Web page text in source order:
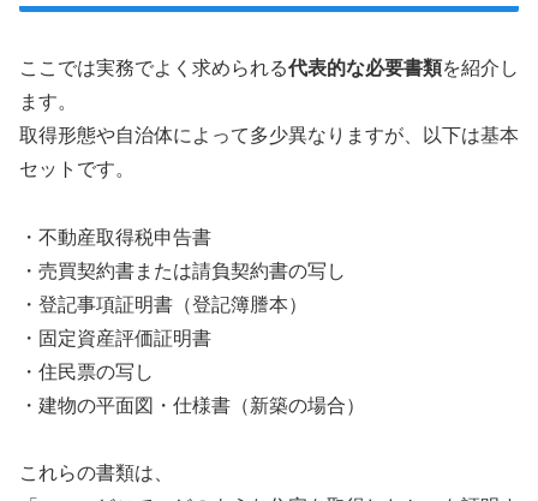
ここでは実務でよく求められる代表的な必要書類を紹介し
ます。
取得形態や自治体によって多少異なりますが、以下は基本
セットです。
・不動産取得税申告書
・売買契約書または請負契約書の写し
・登記事項証明書（登記簿謄本）
・固定資産評価証明書
・住民票の写し
・建物の平面図・仕様書（新築の場合）
これらの書類は、